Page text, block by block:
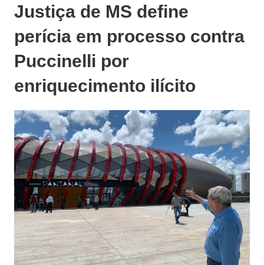
Justiça de MS define
perícia em processo contra
Puccinelli por
enriquecimento ilícito